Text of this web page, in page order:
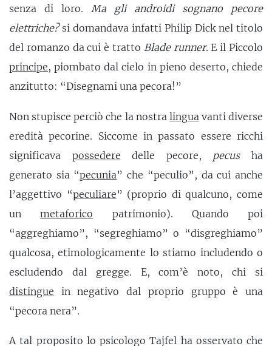
senza di loro. Ma gli androidi sognano pecore
elettriche?si domandava infatti Philip Dick nel titolo
del romanzo da cui è tratto Blade runner. E il Piccolo
principe, piombato dal cielo in pieno deserto, chiede
anzitutto: “Disegnami una pecora!”
Non stupisce perciò che la nostra lingua vanti diverse
eredità pecorine. Siccome in passato essere ricchi
significava possedere delle pecore, pecusha
generato sia “pecunia” che “peculio”, da cui anche
l’aggettivo “peculiare” (proprio di qualcuno, come
unmetaforico patrimonio). Quando poi
“aggreghiamo”, “segreghiamo” o “disgreghiamo”
qualcosa, etimologicamente lo stiamo includendo o
escludendo dal gregge. E, com’è noto, chi si
distingue in negativo dal proprio gruppo è una
“pecora nera”.
A tal proposito lo psicologo Tajfel ha osservato che